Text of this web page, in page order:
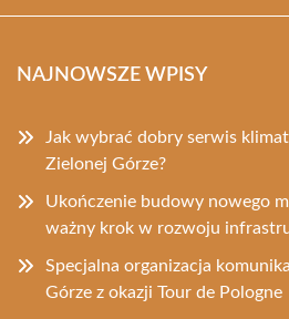
NAJNOWSZE WPISY
Jak wybrać dobry serwis
Zielonej Górze?
Ukończenie budowy nowego
ważny krok w rozwoju
Specjalna organizacja
Górze z okazji Tour de Pologne